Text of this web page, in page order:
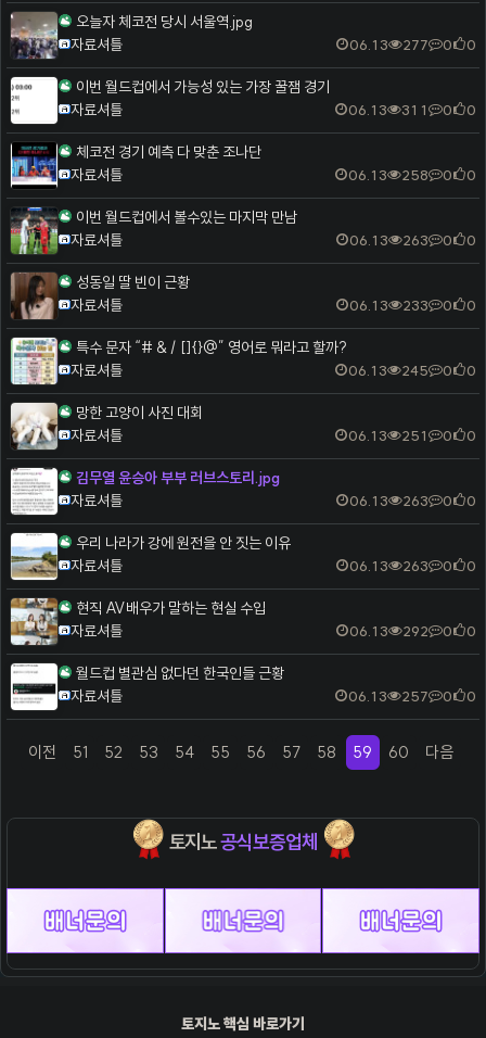
오늘자 체코전 당시 서울역.jpg
자료셔틀
06.13 277 0 0
이번 월드컵에서 가능성 있는 가장 꿀잼 경기
자료셔틀
06.13 311 0 0
체코전 경기 예측 다 맞춘 조나단
자료셔틀
06.13 258 0 0
이번 월드컵에서 볼수있는 마지막 만남
자료셔틀
06.13 263 0 0
성동일 딸 빈이 근황
자료셔틀
06.13 233 0 0
특수 문자 “# & / []{}@” 영어로 뭐라고 할까?
자료셔틀
06.13 245 0 0
망한 고양이 사진 대회
자료셔틀
06.13 251 0 0
김무열 윤승아 부부 러브스토리.jpg
자료셔틀
06.13 263 0 0
우리 나라가 강에 원전을 안 짓는 이유
자료셔틀
06.13 263 0 0
현직 AV배우가 말하는 현실 수입
자료셔틀
06.13 292 0 0
월드컵 별관심 없다던 한국인들 근황
자료셔틀
06.13 257 0 0
이전(previous)
51 52 53 54 55 56 57 58 59(current)
60 다음(next)
토지노공식보증업체
토지노 핵심 바로가기